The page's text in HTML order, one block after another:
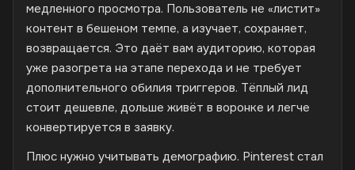
медленного просмотра. Пользователь не «листит»
контент в бешеном темпе, а изучает, сохраняет,
возвращается. Это даёт вам аудиторию, которая
уже разогрета на этапе перехода и не требует
дополнительного обилия триггеров. Тёплый лид
стоит дешевле, дольше живёт в воронке и легче
конвертируется в заявку.
Плюс нужно учитывать демографию. Pinterest стал